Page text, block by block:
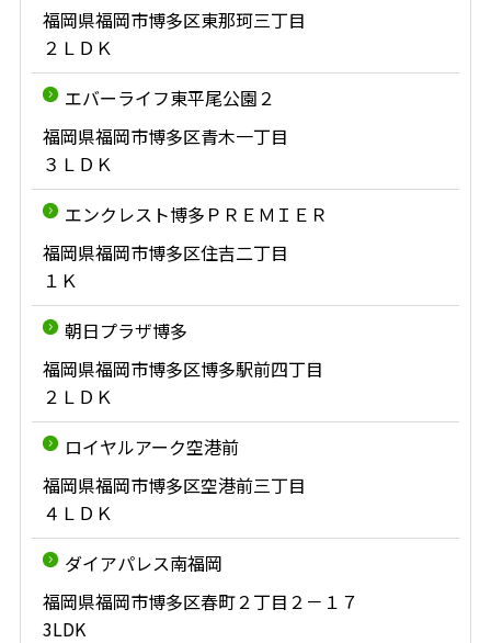
福岡県福岡市博多区東那珂三丁目
２ＬＤＫ
エバーライフ東平尾公園２
福岡県福岡市博多区青木一丁目
３ＬＤＫ
エンクレスト博多ＰＲＥＭＩＥＲ
福岡県福岡市博多区住吉二丁目
１Ｋ
朝日プラザ博多
福岡県福岡市博多区博多駅前四丁目
２ＬＤＫ
ロイヤルアーク空港前
福岡県福岡市博多区空港前三丁目
４ＬＤＫ
ダイアパレス南福岡
福岡県福岡市博多区春町２丁目２－１７
3LDK